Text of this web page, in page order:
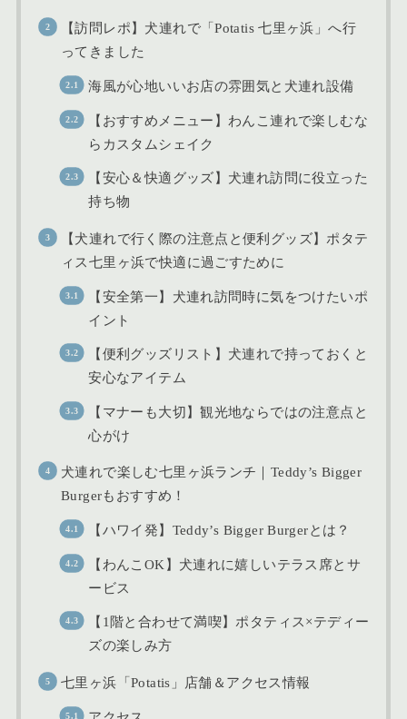
【訪問レポ】犬連れで「Potatis 七里ヶ浜」へ行
ってきました
海風が心地いいお店の雰囲気と犬連れ設備
【おすすめメニュー】わんこ連れで楽しむな
らカスタムシェイク
【安心＆快適グッズ】犬連れ訪問に役立った
持ち物
【犬連れで行く際の注意点と便利グッズ】ポタテ
ィス七里ヶ浜で快適に過ごすために
【安全第一】犬連れ訪問時に気をつけたいポ
イント
【便利グッズリスト】犬連れで持っておくと
安心なアイテム
【マナーも大切】観光地ならではの注意点と
心がけ
犬連れで楽しむ七里ヶ浜ランチ｜Teddy’s Bigger
Burgerもおすすめ！
【ハワイ発】Teddy’s Bigger Burgerとは？
【わんこOK】犬連れに嬉しいテラス席とサ
ービス
【1階と合わせて満喫】ポタティス×テディー
ズの楽しみ方
七里ヶ浜「Potatis」店舗＆アクセス情報